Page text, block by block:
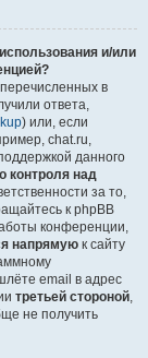
и/или
в
ответа,
) или, если
chat.ru,
данного
контроля над
за то,
к phpBB
конференции,
напрямую к сайту
email в адрес
третьей стороной,
не получить